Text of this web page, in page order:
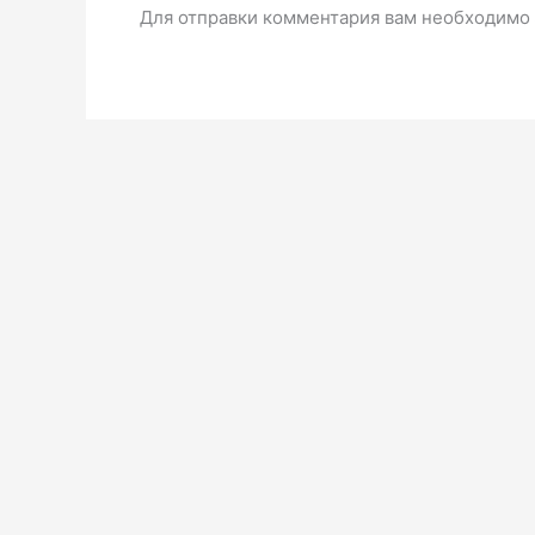
Для отправки комментария вам необходимо